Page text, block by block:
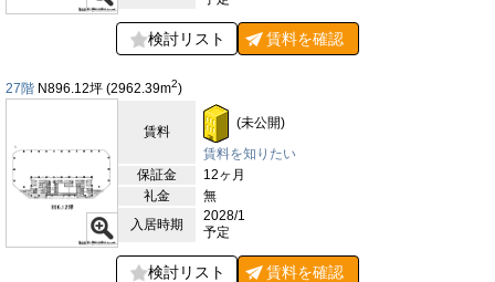
検討リスト 賃料を確認
27階 N896.12坪 (2962.39m2)
賃料
(未公開)
賃料を知りたい
保証金
12ヶ月
礼金
無
入居時期
2028/1
予定
検討リスト 賃料を確認